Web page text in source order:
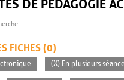
DE PÉDAGOGIE
FICHES (0)
(X) En plusieurs